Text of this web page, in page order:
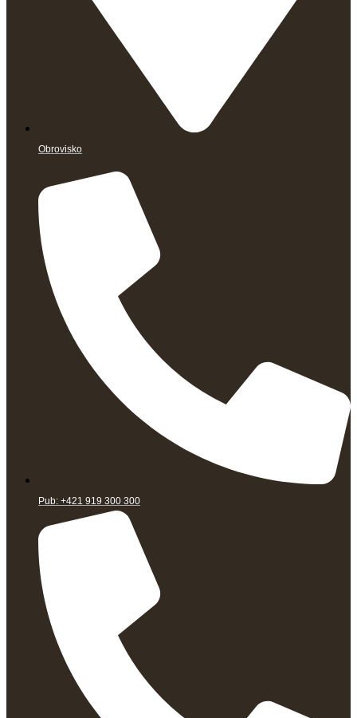
Obrovisko
Pub: +421 919 300 300